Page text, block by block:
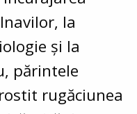
la
și la
părintele
rugăciunea